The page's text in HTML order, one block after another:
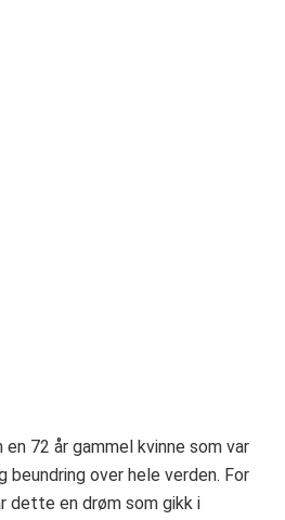
72 år gammel kvinne som var
over hele verden. For
dette en drøm som gikk i